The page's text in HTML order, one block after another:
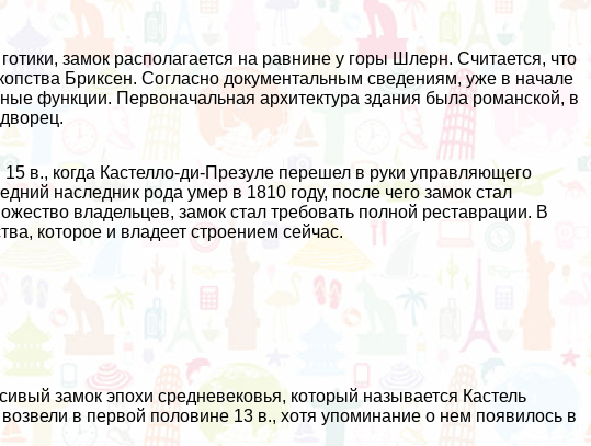
замок располагается на равнине у горы Шлерн. Считается, что
Бриксен. Согласно документальным сведениям, уже в начале
функции. Первоначальная архитектура здания была романской, в
в., когда Кастелло-ди-Презуле перешел в руки управляющего
наследник рода умер в 1810 году, после чего замок стал
владельцев, замок стал требовать полной реставрации. В
которое и владеет строением сейчас.
замок эпохи средневековья, который называется Кастель
в первой половине 13 в., хотя упоминание о нем появилось в